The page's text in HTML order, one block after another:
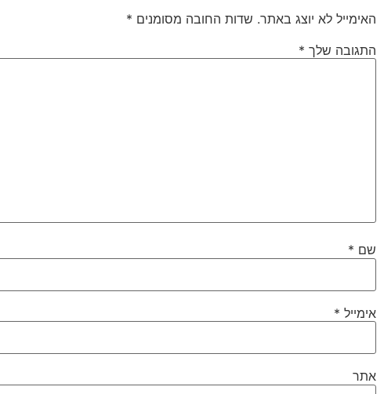
האימייל לא יוצג באתר. שדות החובה מסומנים *
התגובה שלך *
שם *
אימייל *
אתר